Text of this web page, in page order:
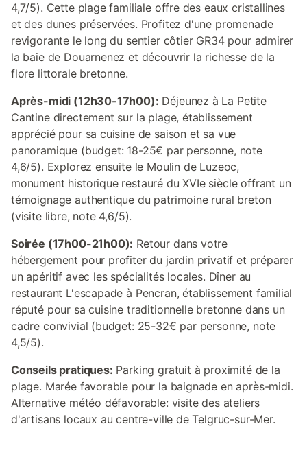
4,7/5). Cette plage familiale offre des eaux cristallines
et des dunes préservées. Profitez d'une promenade
revigorante le long du sentier côtier GR34 pour admirer
la baie de Douarnenez et découvrir la richesse de la
flore littorale bretonne.
Après-midi (12h30-17h00): Déjeunez à La Petite
Cantine directement sur la plage, établissement
apprécié pour sa cuisine de saison et sa vue
panoramique (budget: 18-25€ par personne, note
4,6/5). Explorez ensuite le Moulin de Luzeoc,
monument historique restauré du XVIe siècle offrant un
témoignage authentique du patrimoine rural breton
(visite libre, note 4,6/5).
Soirée (17h00-21h00): Retour dans votre
hébergement pour profiter du jardin privatif et préparer
un apéritif avec les spécialités locales. Dîner au
restaurant L'escapade à Pencran, établissement familial
réputé pour sa cuisine traditionnelle bretonne dans un
cadre convivial (budget: 25-32€ par personne, note
4,5/5).
Conseils pratiques: Parking gratuit à proximité de la
plage. Marée favorable pour la baignade en après-midi.
Alternative météo défavorable: visite des ateliers
d'artisans locaux au centre-ville de Telgruc-sur-Mer.